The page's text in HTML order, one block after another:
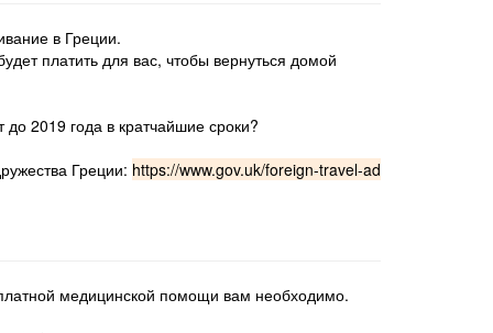
в Греции.
платить для вас, чтобы вернуться домой
2019 года в кратчайшие сроки?
Греции: https://www.gov.uk/foreign-travel-ad
медицинской помощи вам необходимо.